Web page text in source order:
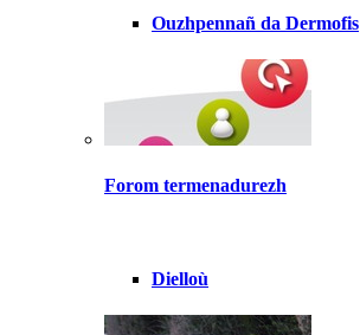
Ouzhpennañ da Dermofis
Forom termenadurezh
Dielloù